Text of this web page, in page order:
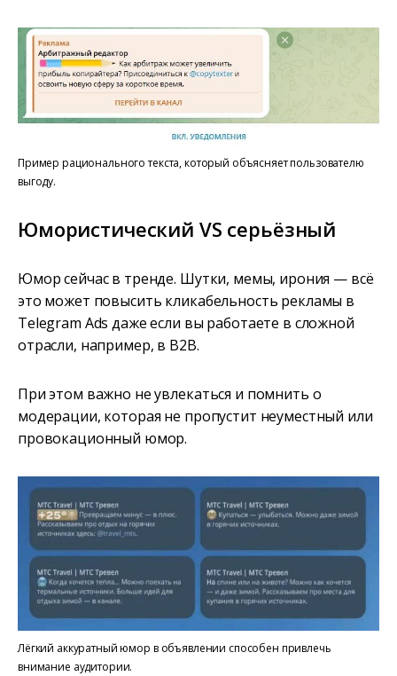
Пример рационального текста, который объясняет пользователю
выгоду.
Юмористический VS серьёзный
Юмор сейчас в тренде. Шутки, мемы, ирония — всё
это может повысить кликабельность рекламы в
Telegram Ads даже если вы работаете в сложной
отрасли, например, в B2B.
При этом важно не увлекаться и помнить о
модерации, которая не пропустит неуместный или
провокационный юмор.
Лёгкий аккуратный юмор в объявлении способен привлечь
внимание аудитории.